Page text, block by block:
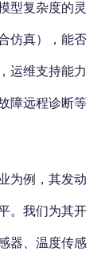
型复杂度的灵
仿真），能否
运维支持能力
障远程诊断等
为例，其发动
。我们为其开
器、温度传感